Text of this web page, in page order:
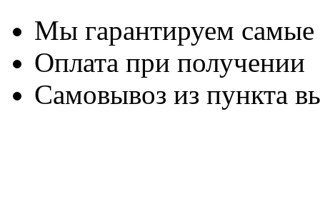
Мы гарантируем
Оплата при получении
Самовывоз из пункта